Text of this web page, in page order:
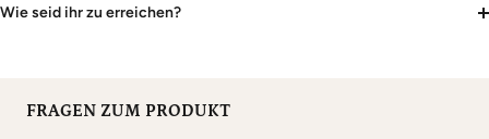
Wie seid ihr zu erreichen?
FRAGEN ZUM PRODUKT